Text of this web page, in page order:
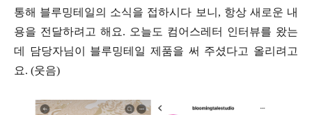
통해 블루밍테일의 소식을 접하시다 보니, 항상 새로운 내
용을 전달하려고 해요. 오늘도 컴어스레터 인터뷰를 왔는
데 담당자님이 블루밍테일 제품을 써 주셨다고 올리려고
요. (웃음)